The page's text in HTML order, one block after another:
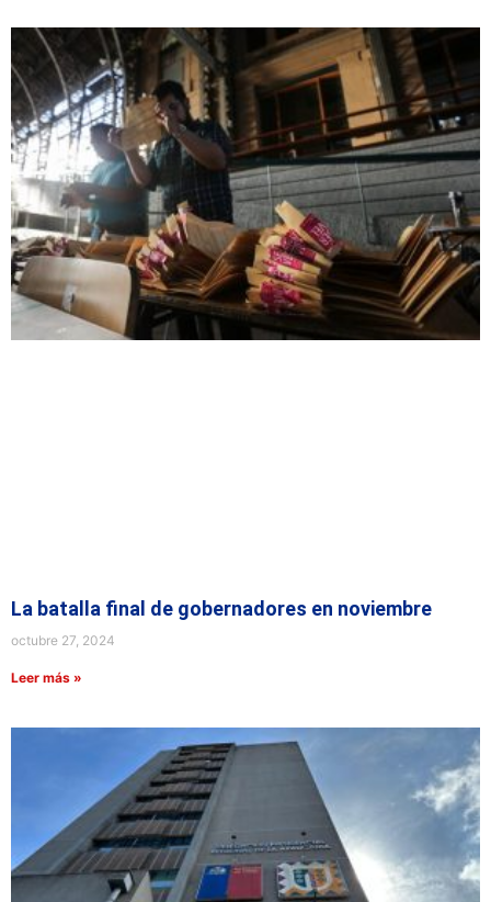
La batalla final de gobernadores en noviembre
octubre 27, 2024
Leer más »